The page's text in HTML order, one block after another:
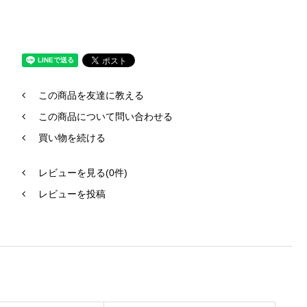
この商品を友達に教える
この商品について問い合わせる
買い物を続ける
レビューを見る(0件)
レビューを投稿